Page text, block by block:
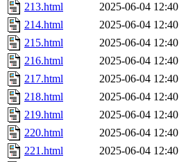
213.html
2025-06-04 12:40
214.html
2025-06-04 12:40
215.html
2025-06-04 12:40
216.html
2025-06-04 12:40
217.html
2025-06-04 12:40
218.html
2025-06-04 12:40
219.html
2025-06-04 12:40
220.html
2025-06-04 12:40
221.html
2025-06-04 12:40